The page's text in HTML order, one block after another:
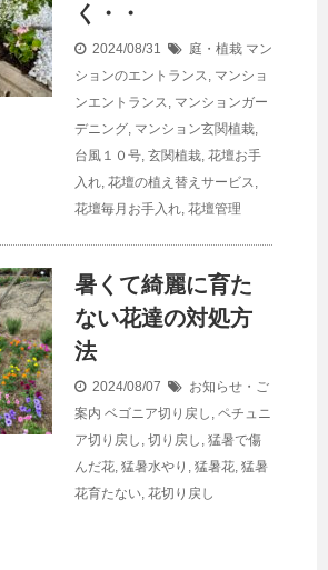
く・・
2024/08/31 庭・植栽 マン
ションのエントランス, マンショ
ンエントランス, マンションガー
デニング, マンション玄関植栽,
台風１０号, 玄関植栽, 花壇お手
入れ, 花壇の植え替えサービス,
花壇毎月お手入れ, 花壇管理
暑くて綺麗に育た
ない花達の対処方
法
2024/08/07
お知らせ・ご
案内 ベゴニア切り戻し , ペチュニ
ア切り戻し , 切り戻し , 猛暑で傷
んだ花, 猛暑水やり , 猛暑花, 猛暑
花育たない, 花切り戻し